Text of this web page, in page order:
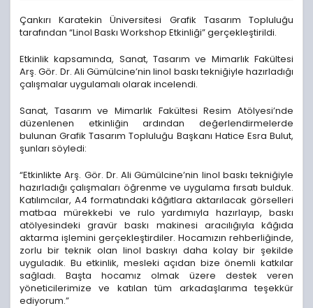
Çankırı Karatekin Üniversitesi Grafik Tasarım Topluluğu
tarafından “Linol Baskı Workshop Etkinliği” gerçekleştirildi.
Etkinlik kapsamında, Sanat, Tasarım ve Mimarlık Fakültesi
Arş. Gör. Dr. Ali Gümülcine’nin linol baskı tekniğiyle hazırladığı
çalışmalar uygulamalı olarak incelendi.
Sanat, Tasarım ve Mimarlık Fakültesi Resim Atölyesi’nde
düzenlenen etkinliğin ardından değerlendirmelerde
bulunan Grafik Tasarım Topluluğu Başkanı Hatice Esra Bulut,
şunları söyledi:
“Etkinlikte Arş. Gör. Dr. Ali Gümülcine’nin linol baskı tekniğiyle
hazırladığı çalışmaları öğrenme ve uygulama fırsatı bulduk.
Katılımcılar, A4 formatındaki kâğıtlara aktarılacak görselleri
matbaa mürekkebi ve rulo yardımıyla hazırlayıp, baskı
atölyesindeki gravür baskı makinesi aracılığıyla kâğıda
aktarma işlemini gerçekleştirdiler. Hocamızın rehberliğinde,
zorlu bir teknik olan linol baskıyı daha kolay bir şekilde
uyguladık. Bu etkinlik, mesleki açıdan bize önemli katkılar
sağladı. Başta hocamız olmak üzere destek veren
yöneticilerimize ve katılan tüm arkadaşlarıma teşekkür
ediyorum.”